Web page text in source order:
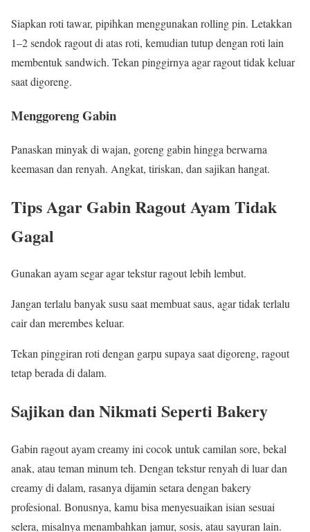
Siapkan roti tawar, pipihkan menggunakan rolling pin. Letakkan
1–2 sendok ragout di atas roti, kemudian tutup dengan roti lain
membentuk sandwich. Tekan pinggirnya agar ragout tidak keluar
saat digoreng.
Menggoreng Gabin
Panaskan minyak di wajan, goreng gabin hingga berwarna
keemasan dan renyah. Angkat, tiriskan, dan sajikan hangat.
Tips Agar Gabin Ragout Ayam Tidak
Gagal
Gunakan ayam segar agar tekstur ragout lebih lembut.
Jangan terlalu banyak susu saat membuat saus, agar tidak terlalu
cair dan merembes keluar.
Tekan pinggiran roti dengan garpu supaya saat digoreng, ragout
tetap berada di dalam.
Sajikan dan Nikmati Seperti Bakery
Gabin ragout ayam creamy ini cocok untuk camilan sore, bekal
anak, atau teman minum teh. Dengan tekstur renyah di luar dan
creamy di dalam, rasanya dijamin setara dengan bakery
profesional. Bonusnya, kamu bisa menyesuaikan isian sesuai
selera, misalnya menambahkan jamur, sosis, atau sayuran lain.